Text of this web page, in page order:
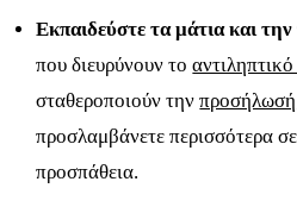
Εκπαιδεύστε τα μάτια και
που διευρύνουν το
σταθεροποιούν την
προσλαμβάνετε περισσότερα
προσπάθεια.